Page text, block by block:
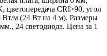
CRI>90, угол
м (24 Вт на 4 м). Размеры
24 светодиода. Цена за 1